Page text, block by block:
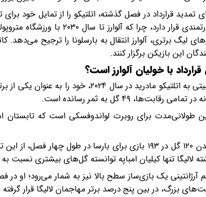
تمدید قرارداد در فصل گذشته، اتلتیکو را از تمایل خود
حال، روخی‌بلانکوس در موضع قدرتمندی
لیگ برتری، آلوارز انتقال به بارسلونا را ترجیح می‌دهد.
این بازیکن برگزار کنند.
با خولیان آلوارز است؟
آلوارز از زمان انتقالش از منچسترسیتی به اتلتیکو
برای روبرت لواندوفسکی است که تابستان
ستاره ۳۷ ساله پس از به ثمر رساندن ۱۲۰ گل در ۱۹۳ بازی برای
آرژانتینی یک بازی‌ساز سطح بالا نیز به شمار می‌رود؛
بزرگ، در بین پنج درصد برتر مهاجمان لالیگا قرار